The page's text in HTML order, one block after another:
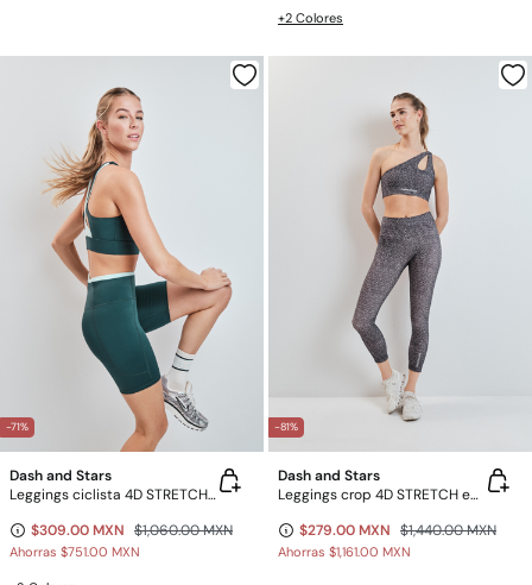
+2 Colores
-71%
Dash and Stars
Leggings ciclista 4D STRETCH verde
$309.00 MXN $1,060.00 MXN
Ahorras $751.00 MXN
-81%
Dash and Stars
Leggings crop 4D STRETCH estampado bitonal
$279.00 MXN $1,440.00 MXN
Ahorras $1,161.00 MXN